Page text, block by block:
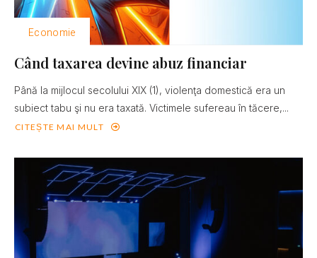
Economie
Când taxarea devine abuz financiar
Până la mijlocul secolului XIX (1), violenţa domestică era un
subiect tabu şi nu era taxată. Victimele sufereau în tăcere,...
CITEȘTE MAI MULT